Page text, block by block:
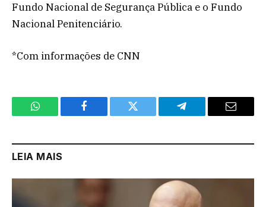
Fundo Nacional de Segurança Pública e o Fundo
Nacional Penitenciário.
*Com informações de CNN
WhatsApp Facebook Twitter Telegram Email
LEIA MAIS